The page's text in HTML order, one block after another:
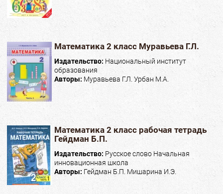
Математика 2 класс Муравьева Г.Л.
Издательство: Национальный институт
образования
Авторы: Муравьева Г.Л. Урбан М.А.
Математика 2 класс рабочая тетрадь
Гейдман Б.П.
Издательство: Русское слово Начальная
инновационная школа
Авторы: Гейдман Б.П. Мишарина И.Э.